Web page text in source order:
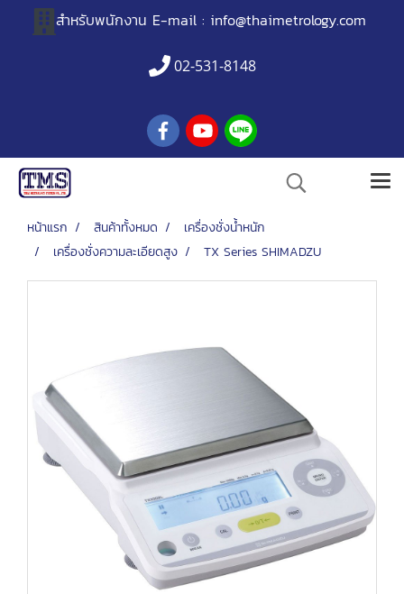
สำหรับพนักงาน E-mail : info@thaimetrology.com
02-531-8148
หน้าแรก สินค้าทั้งหมด
เครื่องชั่งน้ำหนัก
เครื่องชั่งความละเอียดสูง
TX Series SHIMADZU